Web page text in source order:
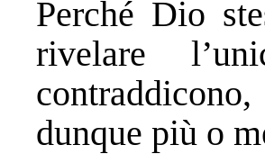
Perché Dio
rivelare
dunque più o